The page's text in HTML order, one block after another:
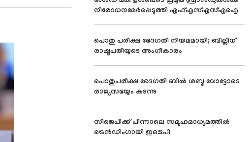
നിരോധനമേര്‍പ്പെടുത്തി എഫ്എസ്എസ്എഐ
പൊതു പരീക്ഷ ഭേദഗതി നിയമമായി; ബില്ലിന്
രാഷ്ട്രപതിയുടെ അംഗീകാരം
പൊതുപരീക്ഷ ഭേദഗതി ബില്‍ ശബ്ദ വോട്ടോടെ
രാജ്യസഭയും കടന്നു
സിജെപിക്ക് പിന്നാലെ സമൂഹമാധ്യമത്തില്‍
ട്രെന്‍ഡിംഗായി ഇജെപി